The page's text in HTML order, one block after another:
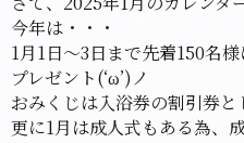
今年は・・・
1月1日～3日まで先着150名
プレゼント(‘ω’)ノ
おみくじは入浴券の割引券
更に1月は成人式もある為、